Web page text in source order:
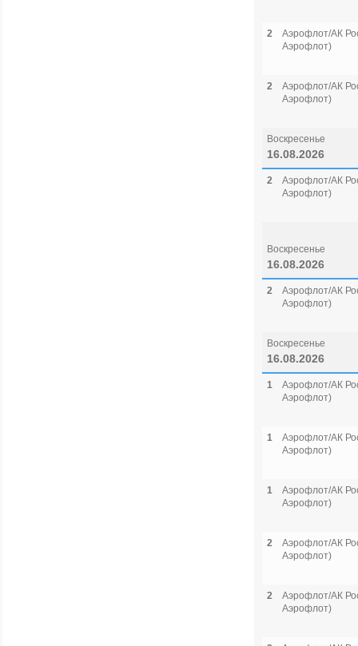
2
Аэрофлот/АК
Аэрофлот)
2
Аэрофлот/АК
Аэрофлот)
Воскресенье
16.08.2026
2
Аэрофлот/АК
Аэрофлот)
Воскресенье
16.08.2026
2
Аэрофлот/АК
Аэрофлот)
Воскресенье
16.08.2026
1
Аэрофлот/АК
Аэрофлот)
1
Аэрофлот/АК
Аэрофлот)
1
Аэрофлот/АК
Аэрофлот)
2
Аэрофлот/АК
Аэрофлот)
2
Аэрофлот/АК
Аэрофлот)